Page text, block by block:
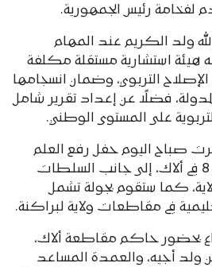
لفخامة رئيس الجمهورية.
ولد الكريم عند المهام
هيئة استشارية مستقلة مكلفة
التربوي، وضمان انسجامها
فضلًا عن إعداد تقرير شامل
على المستوى الوطني.
صباح اليوم حفل رفع العلم
الوطني بالمدرسة رقم 8 في ألاك، إلى جانب السلطات
كما ستقوم بجولة تشمل
في مقاطعات ولاية لبراكنة.
بحضور حاكم مقاطعة ألاك،
ولد أجيه، والعمدة المساعد